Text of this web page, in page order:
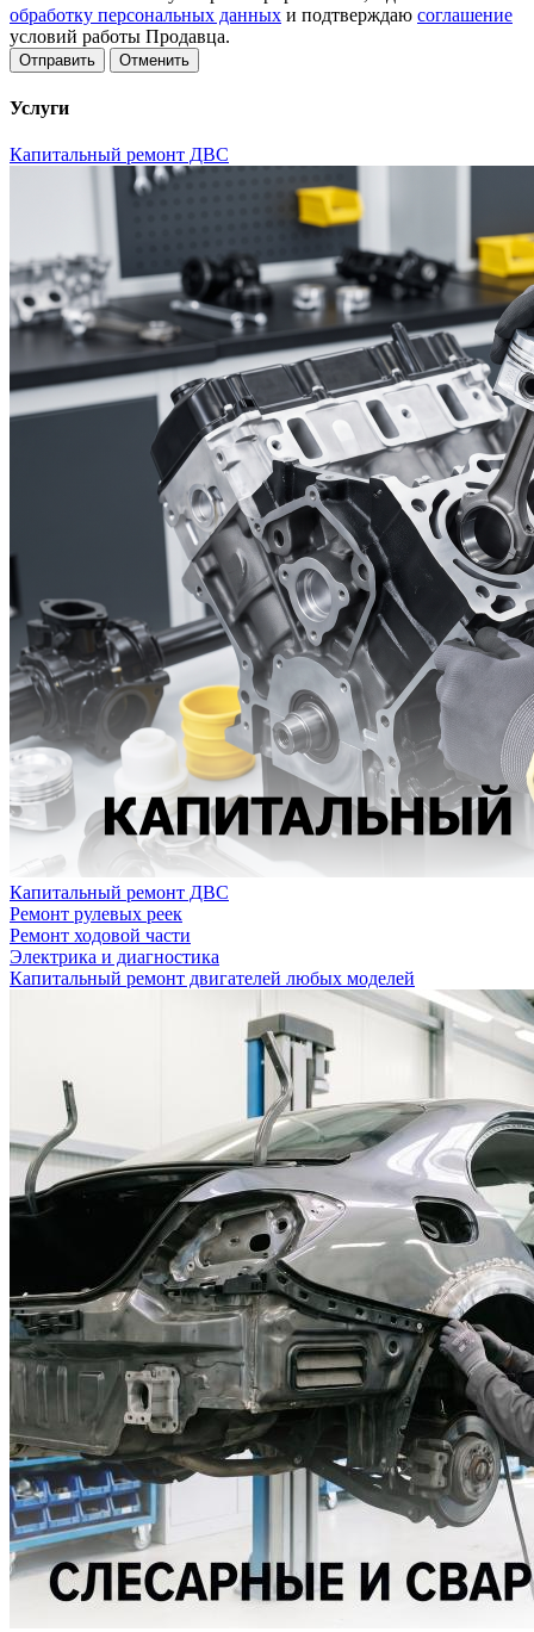
обработку персональных данных и подтверждаю соглашение
условий работы Продавца.
Отменить
Услуги
Капитальный ремонт ДВС
Капитальный ремонт ДВС
Ремонт рулевых реек
Ремонт ходовой части
Электрика и диагностика
Капитальный ремонт двигателей любых моделей